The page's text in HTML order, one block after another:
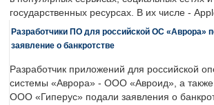
государственных ресурсах. В их числе -
Разработчики ПО для российской ОС «Аврора»
заявление о банкротстве
Разработчик приложений для российской
системы «Аврора» - ООО «Авроид», а
ООО «Гиперус» подали заявления о